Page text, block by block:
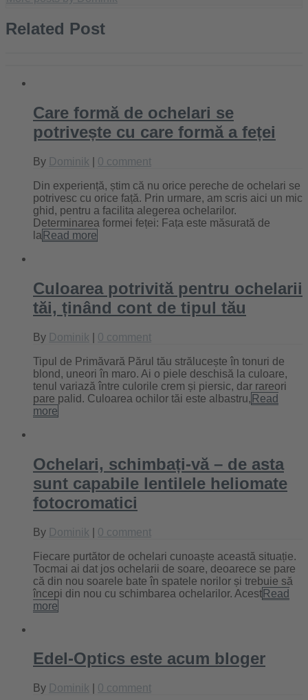
Related Post
Care formă de ochelari se
potrivește cu care formă a feței
By Dominik 0 comment
Din experiență, știm că nu orice pereche de ochelari se
potrivesc cu orice față. Prin urmare, am scris aici un mic
ghid, pentru a facilita alegerea ochelarilor.
Determinarea formei feței: Fața este măsurată de
la Read more
Culoarea potrivită pentru ochelarii
tăi, ținând cont de tipul tău
By Dominik 0 comment
Tipul de Primăvară Părul tău strălucește în tonuri de
blond, uneori în maro. Ai o piele deschisă la culoare,
tenul variază între culorile crem și piersic, dar rareori
pare palid. Culoarea ochilor tăi este albastru, Read
more
Ochelari, schimbați-vă – de asta
sunt capabile lentilele heliomate
fotocromatici
By Dominik 0 comment
Fiecare purtător de ochelari cunoaște această situație.
Tocmai ai dat jos ochelarii de soare, deoarece se pare
că din nou soarele bate în spatele norilor și trebuie să
începi din nou cu schimbarea ochelarilor. Acest Read
more
Edel-Optics este acum bloger
By Dominik 0 comment